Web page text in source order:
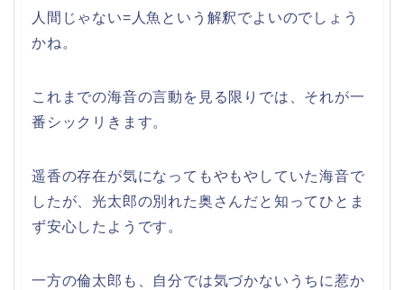
人間じゃない=人魚という解釈でよいのでしょう
かね。
これまでの海音の言動を見る限りでは、それが一
番シックリきます。
遥香の存在が気になってもやもやしていた海音で
したが、光太郎の別れた奥さんだと知ってひとま
ず安心したようです。
一方の倫太郎も、自分では気づかないうちに惹か